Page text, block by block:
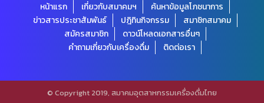
หน้าแรก เกี่ยวกับสมาคมฯ
ค้นหาข้อมูลโภชนาการ
ข่าวสารประชาสัมพันธ์
ปฎิทินกิจกรรม
สมาชิกสมาคม
สมัครสมาชิก
ดาวน์โหลดเอกสารอื่นๆ
คำถามเกี่ยวกับเครื่องดื่ม
ติดต่อเรา
© Copyright 2019, สมาคมอุตสาหกรรมเครื่องดื่มไทย